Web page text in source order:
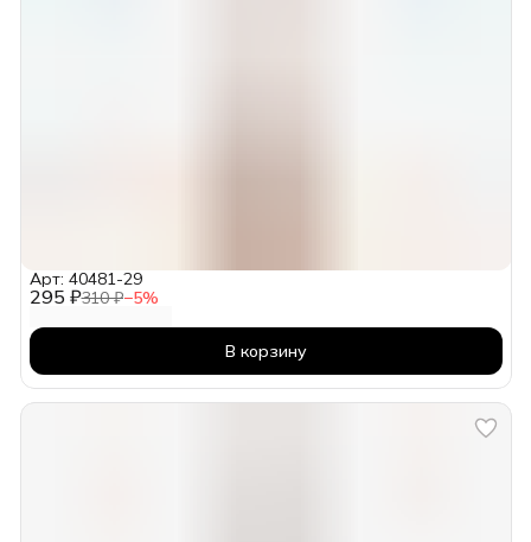
295 ₽310 ₽−5%
Арт: 40481-29
В корзину